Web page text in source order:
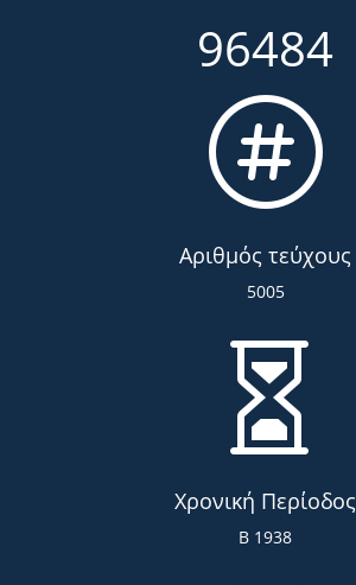
96484

Αριθμός τεύχους
5005

Χρονική Περίοδος
Β 1938